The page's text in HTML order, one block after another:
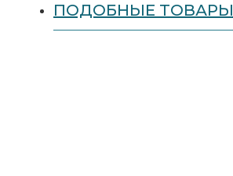
ПОДОБНЫЕ ТОВАРЫ